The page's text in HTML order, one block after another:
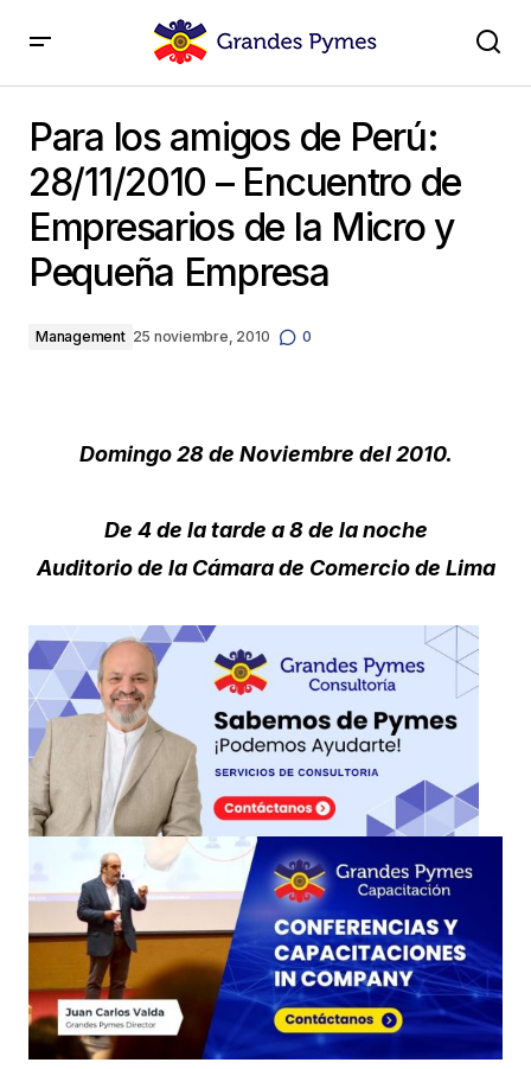
Empresarios de la Micro y Pequeña Empresa
Para los amigos de Perú:
28/11/2010 – Encuentro de
Empresarios de la Micro y
Pequeña Empresa
Management 25 noviembre, 2010 0
Domingo 28 de Noviembre del 2010.
De 4 de la tarde a 8 de la noche
Auditorio de la Cámara de Comercio de Lima